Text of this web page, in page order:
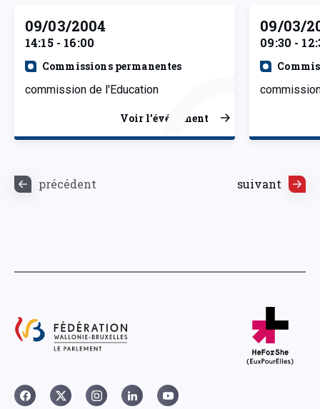
09/03/2004
14:15 - 16:00
Commissions permanentes
commission de l'Education
Voir l’événement
09/03/
09:30 -
précédent suivant